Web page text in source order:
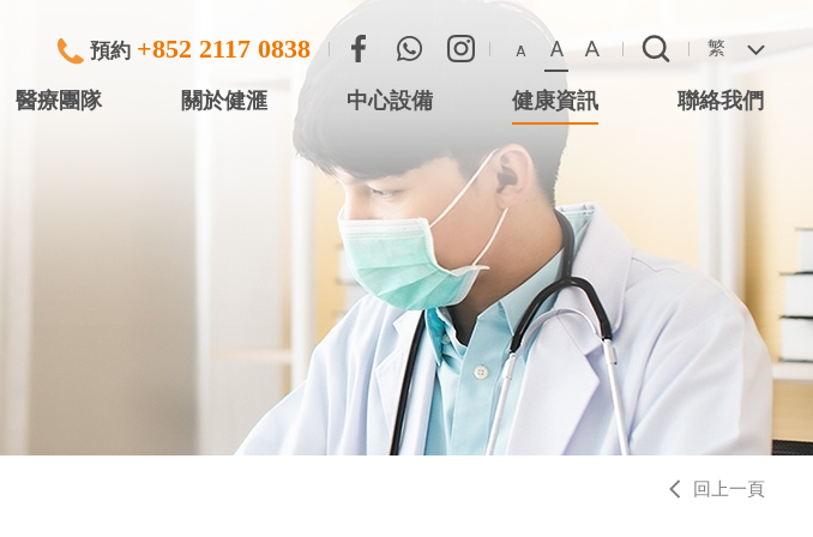
預約 +852 2117 0838 A A A 繁
醫療團隊 關於健滙
健滙專科中心 (尖沙咀星光
健滙專科中心 (將軍澳)
健滙專科中心 (西灣河)
盈健綜合醫務中心 (元朗)
中心設備 健康資訊 聯絡我們
聯絡方法
惡劣天氣安排
回上一頁